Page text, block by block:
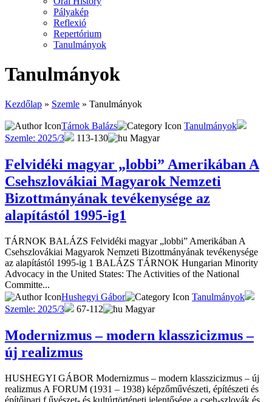
Pályakép
Reflexió
Repertórium
Tanulmányok
Tanulmányok
Kezdőlap » Szemle » Tanulmányok
Tárnok Balázs
Tanulmányok
Szemle: 2025/3
113-130 Magyar
Felvidéki magyar „lobbi” Amerikában A
Csehszlovákiai Magyarok Nemzeti
Bizottmányának tevékenysége az
alapítástól 1995-ig1
TÁRNOK BALÁZS Felvidéki magyar „lobbi” Amerikában A
Csehszlovákiai Magyarok Nemzeti Bizottmányának tevékenysége
az alapítástól 1995-ig 1 BALÁZS TÁRNOK Hungarian Minority
Advocacy in the United States: The Activities of the National
Committe...
Hushegyi Gábor
Tanulmányok
Szemle: 2025/3
67-112 Magyar
Modernizmus – modern klasszicizmus –
új realizmus
HUSHEGYI GÁBOR Modernizmus – modern klasszicizmus – új
realizmus A FORUM (1931 – 1938) képzőművészeti, építészeti és
építőipari f űvészet- és kultúrtörténeti jelentősége a cseh-szlovák és